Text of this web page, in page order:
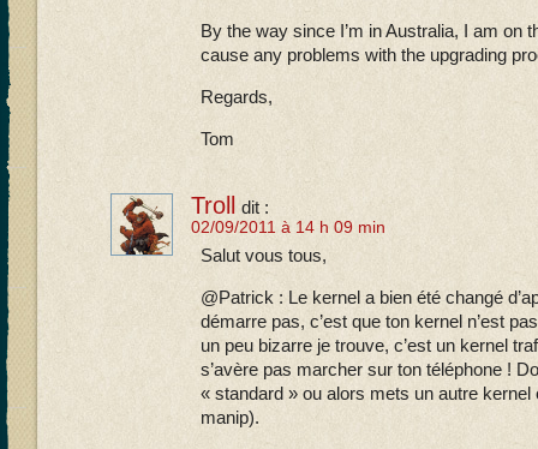
By the way since I’m in Australia, I am on
cause any problems with the upgrading
Regards,
Tom
Troll dit :
02/09/2011 à 14 h 09 min
Salut vous tous,
@Patrick : Le kernel a bien été changé
démarre pas, c’est que ton kernel n’est
un peu bizarre je trouve, c’est un kernel
s’avère pas marcher sur ton téléphone !
« standard » ou alors mets un autre
manip).